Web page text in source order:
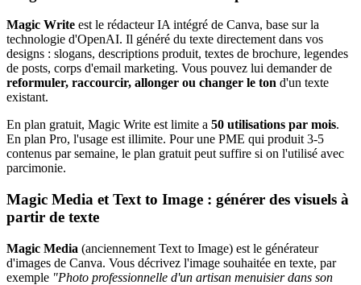
Magic Write est le rédacteur IA intégré de Canva, base sur la
technologie d'OpenAI. Il généré du texte directement dans vos
designs : slogans, descriptions produit, textes de brochure, legendes
de posts, corps d'email marketing. Vous pouvez lui demander de
reformuler, raccourcir, allonger ou changer le ton d'un texte
existant.
En plan gratuit, Magic Write est limite a 50 utilisations par mois.
En plan Pro, l'usage est illimite. Pour une PME qui produit 3-5
contenus par semaine, le plan gratuit peut suffire si on l'utilisé avec
parcimonie.
Magic Media et Text to Image : générer des visuels à
partir de texte
Magic Media (anciennement Text to Image) est le générateur
d'images de Canva. Vous décrivez l'image souhaitée en texte, par
exemple "Photo professionnelle d'un artisan menuisier dans son